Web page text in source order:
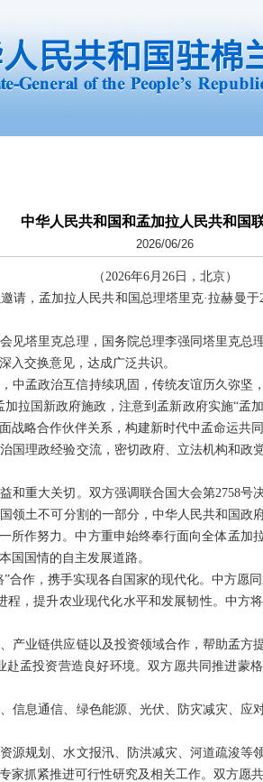
中华人民共和国和孟加拉人民共和国
2026/06/26
（2026年6月26日，北京）
请，孟加拉人民共和国总理塔里克·拉赫曼
见塔里克总理，国务院总理李强同塔里克总
入交换意见，达成广泛共识。
中孟政治互信持续巩固，传统友谊历久弥
拉国新政府施政，注意到孟新政府实施“孟
战略合作伙伴关系，构建新时代中孟命运共
国理政经验交流，密切政府、立法机构和
和重大关切。双方强调联合国大会第2758
领土不可分割的一部分，中华人民共和国
所作努力。中方重申始终奉行面向全体孟加
国国情的自主发展道路。
合作，携手实现各自国家的现代化。中方愿
程，提升农业现代化水平和发展韧性。中方
产业链供应链以及投资领域合作，帮助孟
赴孟投资营造良好环境。双方愿共同推进蒙
信息通信、绿色能源、光伏、防灾减灾、应
源规划、水文报汛、防洪减灾、河道疏浚等
家抓紧推进可行性研究及相关工作。双方愿